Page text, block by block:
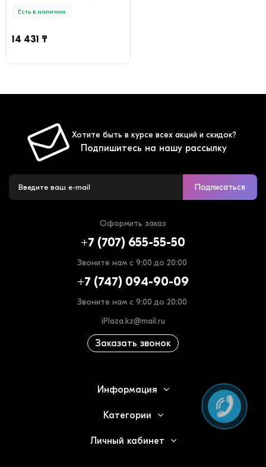
Есть в наличии
14 431 ₸
Хотите быть в курсе всех акций и скидок?
Подпишитесь на нашу рассылку
Подписаться
Оформить заказ
+7 (707) 655-55-50
Звоните нам с 9:00 до 20:00
+7 (747) 094-90-09
Звоните нам с 9:00 до 20:00
iPlaza.kz@mail.ru
Заказать звонок
Информация
Категории
Личный кабинет